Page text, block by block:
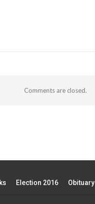
Comments are closed.
Election 2016 Obituary